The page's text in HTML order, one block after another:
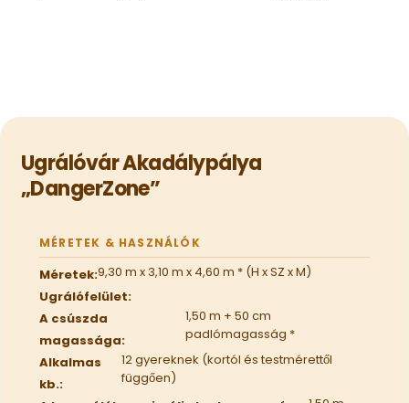
Ugrálóvár Akadálypálya
„DangerZone”
MÉRETEK & HASZNÁLÓK
Méretek:9,30 m x 3,10 m x 4,60 m * (H x SZ x M)
Ugrálófelület:
A csúszda
magassága:
1,50 m + 50 cm
padlómagasság *
Alkalmas
kb.:
12 gyereknek (kortól és testmérettől
függően)